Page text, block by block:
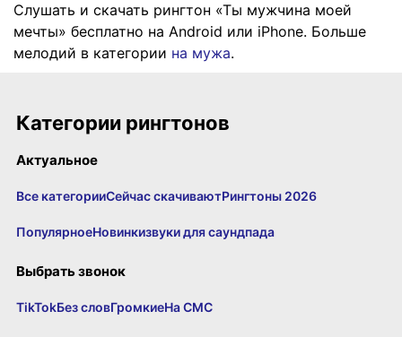
Слушать и скачать рингтон «Ты мужчина моей
мечты» бесплатно на Android или iPhone. Больше
мелодий в категории на мужа.
Категории рингтонов
Актуальное
Все категорииСейчас скачиваютРингтоны 2026
ПопулярноеНовинкизвуки для саундпада
Выбрать звонок
TikTokБез словГромкиеНа СМС